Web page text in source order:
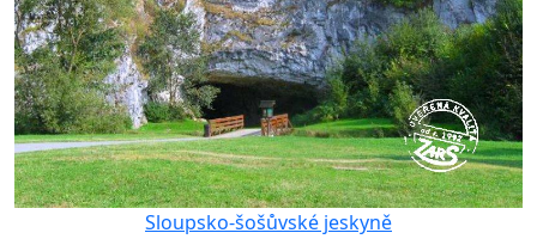
Sloupsko-šošůvské jeskyně